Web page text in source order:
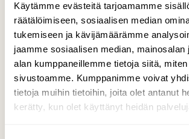
Käytämme evästeitä tarjoamamme
räätälöimiseen, sosiaalisen median
tukemiseen ja kävijämäärämme
jaamme sosiaalisen median, mainosalan
alan kumppaneillemme tietoja siitä,
sivustoamme. Kumppanimme voivat
tietoja muihin tietoihin, joita olet antanut
kerätty, kun olet käyttänyt heidän
Harmaan päivän
Punatulkku antaa sävyä
päivään
Valokuvaaja: TOMMI KUJALA,
24.4.2023